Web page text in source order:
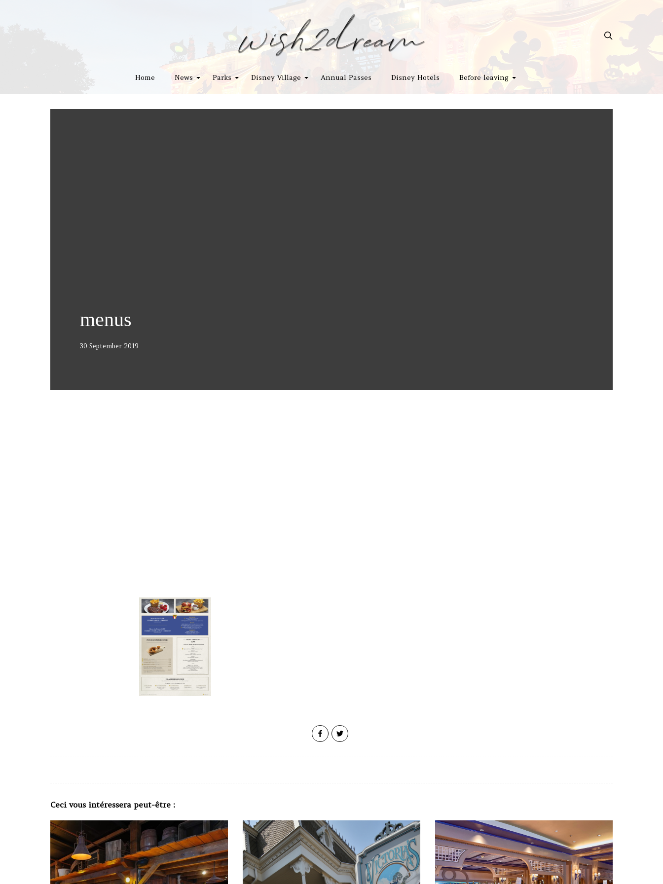
Home News Parks Disney Village Annual Passes Disney Hotels Before leaving
menus
30 September 2019
Ceci vous intéressera peut-être :